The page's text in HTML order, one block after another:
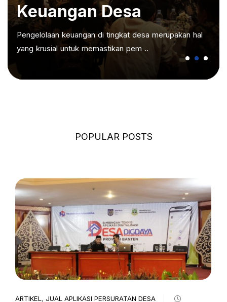
Keuangan Desa
Pengelolaan keuangan di tingkat desa merupakan hal
yang krusial untuk memastikan pem ..
POPULAR POSTS
ARTIKEL , JUAL APLIKASI PERSURATAN DESA